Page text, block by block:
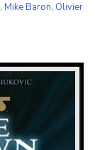
, Mike Baron, Olivier